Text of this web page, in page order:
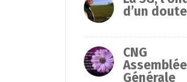
d’un
CNG
Assemblée
Générale